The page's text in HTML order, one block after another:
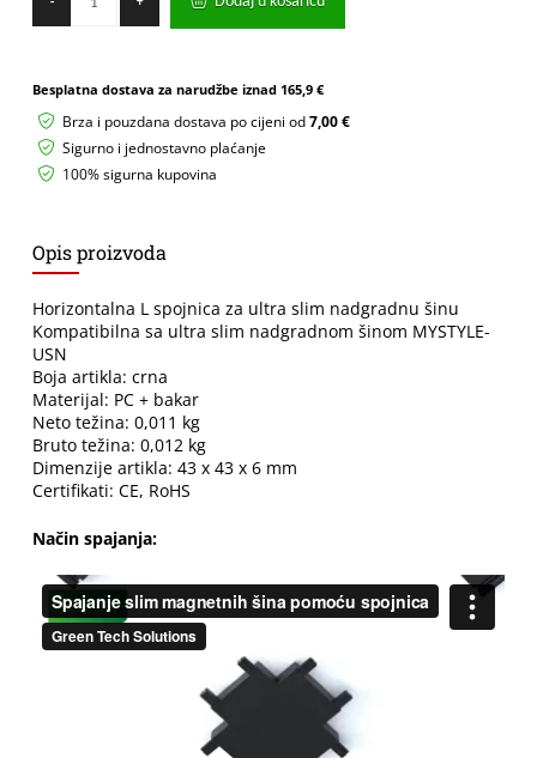
-
spojnica
Green
za
nadgr.
šinu
+
Besplatna dostava za narudžbe iznad 165,9 €
Brza i pouzdana dostava po cijeni od7,00 €
Sigurno i jednostavno plaćanje
100% sigurna kupovina
Opis proizvoda
Horizontalna L spojnica za ultra slim nadgradnu šinu
Kompatibilna sa ultra slim nadgradnom šinom MYSTYLE-
USN
Boja artikla: crna
Materijal: PC + bakar
Neto težina: 0,011 kg
Bruto težina: 0,012 kg
Dimenzije artikla: 43 x 43 x 6 mm
Certifikati: CE, RoHS
Način spajanja: